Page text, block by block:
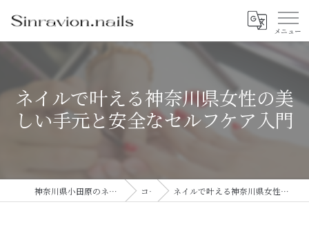
ネイルで叶える神奈川県女性の美
しい手元と安全なセルフケア入門
神奈川県小田原のネイルならsinravision.nails コラム ネイルで叶える神奈川県女性の美しい手元と安全なセルフケア入門